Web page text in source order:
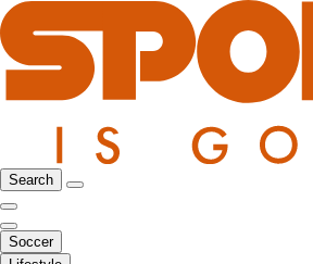
Search
Soccer